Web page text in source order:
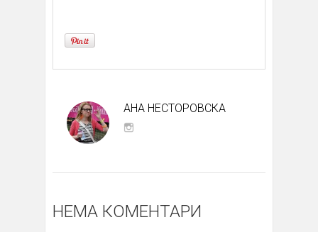
АНА НЕСТОРОВСКА
НЕМА КОМЕНТАРИ